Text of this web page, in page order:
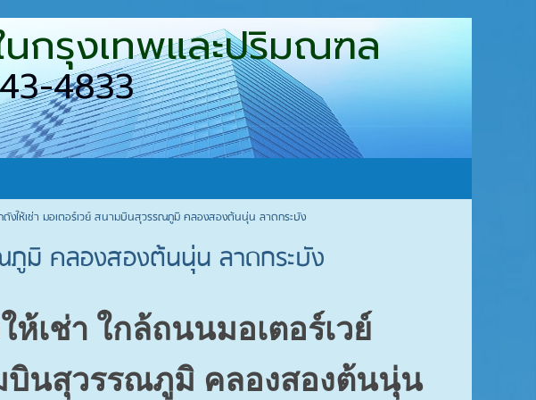
ในกรุงเทพและปริมณฑล
4833
ดังให้เช่า มอเตอร์เวย์ สนามบินสุวรรณภูมิ คลองสองต้นนุ่น ลาดกระบัง
ภูมิ คลองสองต้นนุ่น ลาดกระบัง
ห้เช่า ใกล้ถนนมอเตอร์เวย์
บินสุวรรณภูมิ คลองสองต้นนุ่น